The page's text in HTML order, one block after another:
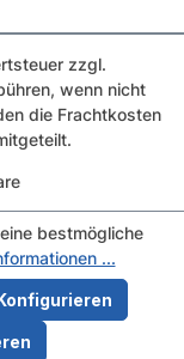
zzgl.
wenn nicht
die Frachtkosten
bestmögliche
...